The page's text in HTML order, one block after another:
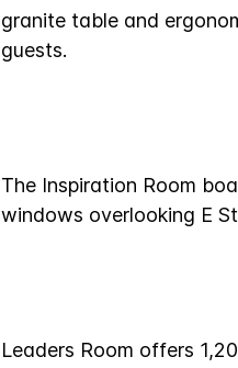
granite table and
guests.
The Inspiration Room
windows overlooking E
Leaders Room offers